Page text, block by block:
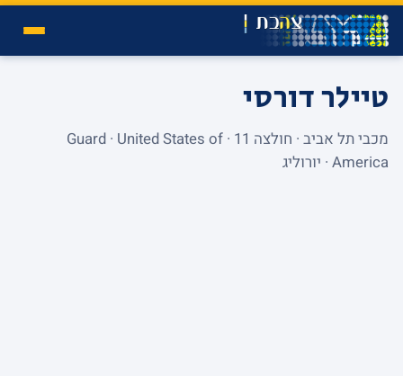
טיילר דורסי
מכבי תל אביב · חולצה 11 · Guard · United States of
America · יורוליג